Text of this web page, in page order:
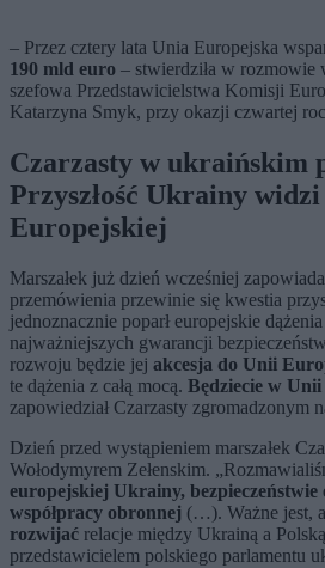
– Przez cztery lata Unia Europejska
190 mld euro – stwierdziła w
szefowa Przedstawicielstwa Komisji
Katarzyna Smyk, przy okazji czwartej
Czarzasty w ukraińskim
Przyszłość Ukrainy
Europejskiej
Marszałek już dzień wcześniej
przemówienia przewinie się kwestia
jednoznacznie poparł europejskie
najważniejszych gwarancji
rozwoju będzie jej akcesja do Unii
te dążenia z całą mocą. Będziecie w
zapowiedział Czarzasty zgromadzonym
Dzień przed wystąpieniem marszałek
Wołodymyrem Zełenskim.
europejskiej Ukrainy, bezpieczeństwie
współpracy obronnej (…). Ważne jest,
rozwijać relacje między Ukrainą a
przedstawicielem polskiego parlamentu